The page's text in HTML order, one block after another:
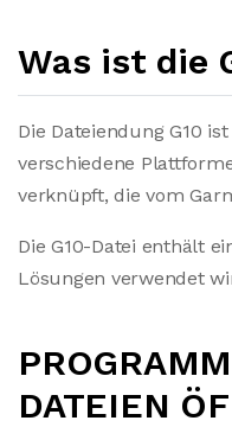
Was ist die
Die Dateiendung G10
verschiedene
verknüpft, die vom
Die G10-Datei enthält
Lösungen verwendet
DATEIEN